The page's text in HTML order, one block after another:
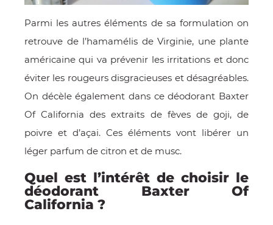
Parmi les autres éléments de sa formulation on
retrouve de l’hamamélis de Virginie, une plante
américaine qui va prévenir les irritations et donc
éviter les rougeurs disgracieuses et désagréables.
On décèle également dans ce déodorant Baxter
Of California des extraits de fèves de goji, de
poivre et d’açai. Ces éléments vont libérer un
léger parfum de citron et de musc.
Quel est l’intérêt de choisir le
déodorant Baxter Of
California ?